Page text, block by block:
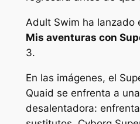
Adult Swim ha lanzado
Mis aventuras con
3.
En las imágenes, el
Quaid se enfrenta a
desalentadora: